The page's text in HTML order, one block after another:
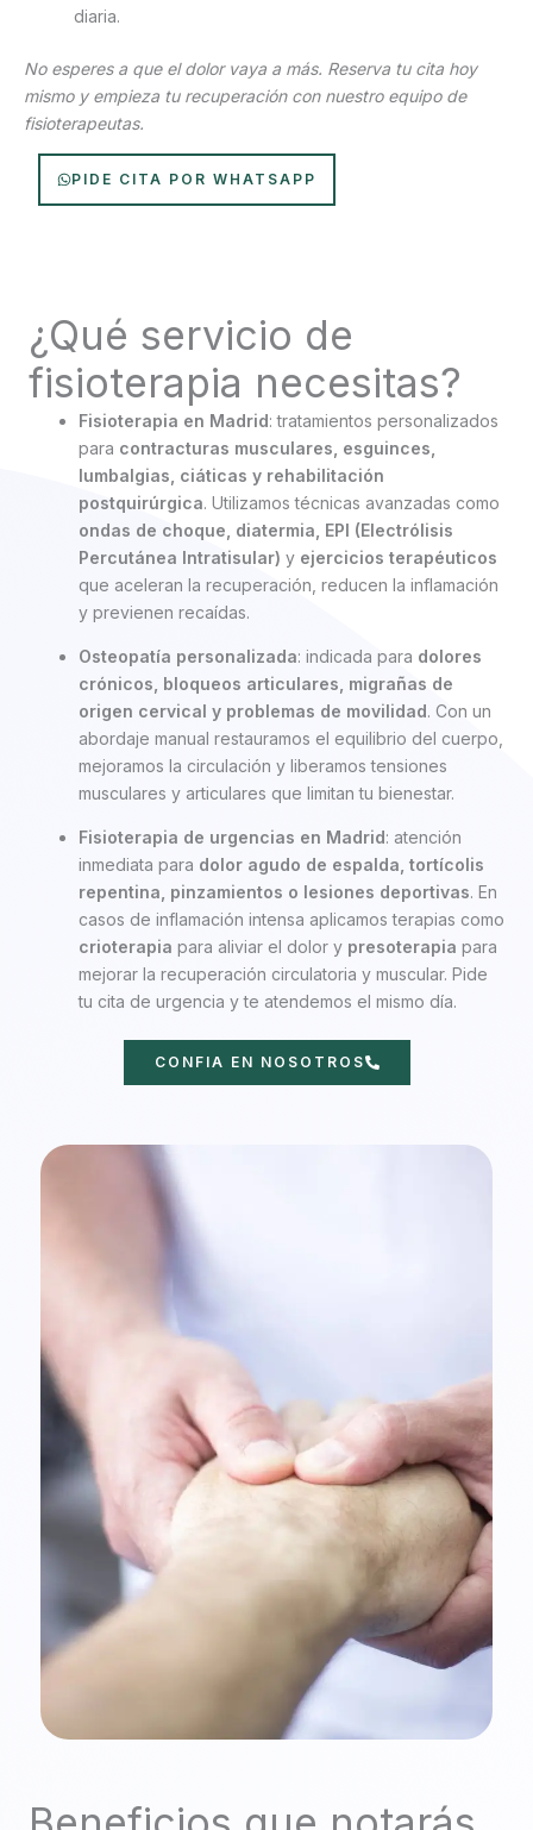
diaria.
No esperes a que el dolor vaya a más. Reserva tu cita hoy
mismo y empieza tu recuperación con nuestro equipo de
fisioterapeutas.
PIDE CITA POR WHATSAPP
¿Qué servicio de
fisioterapia necesitas?
Fisioterapia en Madrid: tratamientos personalizados
para contracturas musculares, esguinces,
lumbalgias, ciáticas y rehabilitación
postquirúrgica. Utilizamos técnicas avanzadas como
ondas de choque, diatermia, EPI (Electrólisis
Percutánea Intratisular) y ejercicios terapéuticos
que aceleran la recuperación, reducen la inflamación
y previenen recaídas.
Osteopatía personalizada: indicada para dolores
crónicos, bloqueos articulares, migrañas de
origen cervical y problemas de movilidad. Con un
abordaje manual restauramos el equilibrio del cuerpo,
mejoramos la circulación y liberamos tensiones
musculares y articulares que limitan tu bienestar.
Fisioterapia de urgencias en Madrid: atención
inmediata para dolor agudo de espalda, tortícolis
repentina, pinzamientos o lesiones deportivas. En
casos de inflamación intensa aplicamos terapias como
crioterapia para aliviar el dolor y presoterapia para
mejorar la recuperación circulatoria y muscular. Pide
tu cita de urgencia y te atendemos el mismo día.
CONFIA EN NOSOTROS